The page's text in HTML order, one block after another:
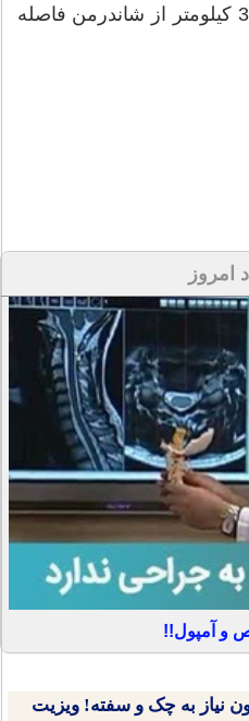
سواری طی کرد که حدود 35 کیلومتر از شاندرمن فاصله
امروز
و آمپول!!
نیاز به چک و سفته! ویزیت